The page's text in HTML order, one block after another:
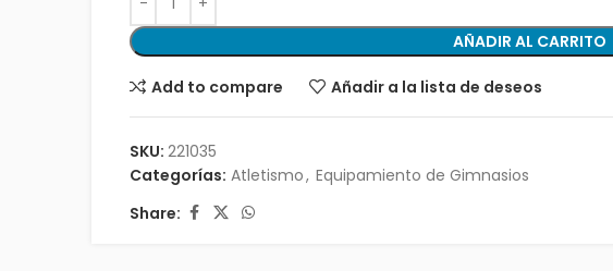
AÑADIR AL CARRITO
Add to compare Añadir a la lista de deseos
SKU:221035
Categorías: Atletismo, Equipamiento de Gimnasios
Share: